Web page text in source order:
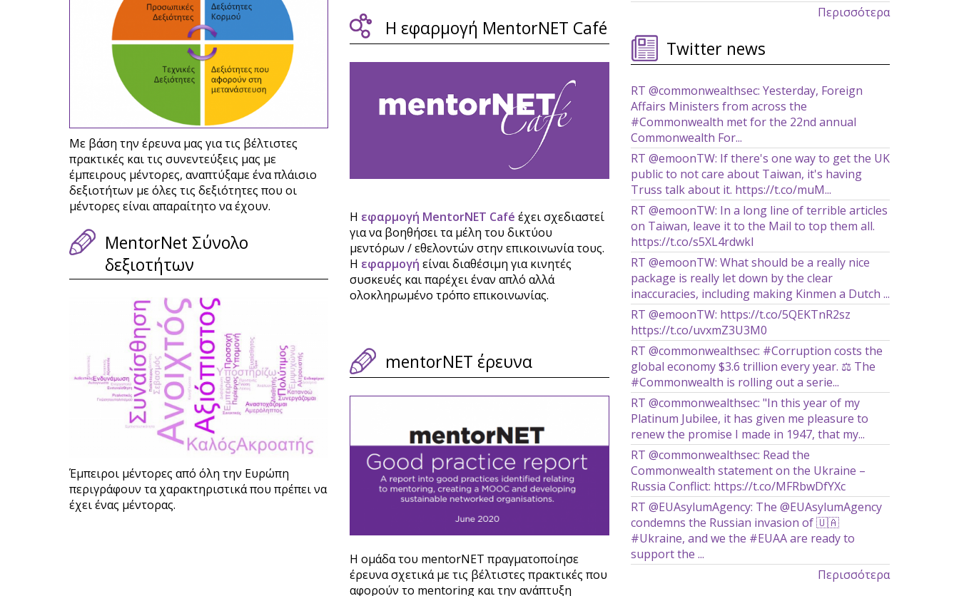
Με βάση την έρευνα μας για τις βέλτιστες
πρακτικές και τις συνεντεύξεις μας με
έμπειρους μέντορες, αναπτύξαμε ένα πλάισιο
δεξιοτήτων με όλες τις δεξιότητες που οι
μέντορες είναι απαραίτητο να έχουν.
MentorNet Σύνολο
δεξιοτήτων
Έμπειροι μέντορες από όλη την Ευρώπη
περιγράφουν τα χαρακτηριστικά που πρέπει να
έχει ένας μέντορας.
Η εφαρμογή MentorNET Café
H εφαρμογή MentorNET Café έχει σχεδιαστεί
για να βοηθήσει τα μέλη του δικτύου
μεντόρων / εθελοντών στην επικοινωνία τους.
Η εφαρμογή είναι διαθέσιμη για κινητές
συσκευές και παρέχει έναν απλό αλλά
ολοκληρωμένο τρόπο επικοινωνίας.
mentorNET έρευνα
Η ομάδα του mentorNET πραγματοποίησε
έρευνα σχετικά με τις βέλτιστες πρακτικές που
αφορούν το mentoring και την ανάπτυξη
Περισσότερα
Twitter news
RT @commonwealthsec: Yesterday, Foreign
Affairs Ministers from across the
#Commonwealth met for the 22nd annual
Commonwealth For...
RT @emoonTW: If there's one way to get the UK
public to not care about Taiwan, it's having
Truss talk about it. https://t.co/muM...
RT @emoonTW: In a long line of terrible articles
on Taiwan, leave it to the Mail to top them all.
https://t.co/s5XL4rdwkl
RT @emoonTW: What should be a really nice
package is really let down by the clear
inaccuracies, including making Kinmen a Dutch ...
RT @emoonTW: https://t.co/5QEKTnR2sz
https://t.co/uvxmZ3U3M0
RT @commonwealthsec: #Corruption costs the
global economy $3.6 trillion every year. ⚖️ The
#Commonwealth is rolling out a serie...
RT @commonwealthsec: "In this year of my
Platinum Jubilee, it has given me pleasure to
renew the promise I made in 1947, that my...
RT @commonwealthsec: Read the
Commonwealth statement on the Ukraine –
Russia Conflict: https://t.co/MFRbwDfYXc
RT @EUAsylumAgency: The @EUAsylumAgency
condemns the Russian invasion of 🇺🇦
#Ukraine, and we the #EUAA are ready to
support the ...
Περισσότερα